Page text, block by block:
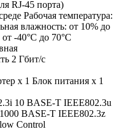
RJ-45 порта)
Рабочая температура:
влажность: от 10% до
-40°C до 70°C
2 Гбит/с
х 1 Блок питания х 1
10 BASE-T IEEE802.3u
BASE-T IEEE802.3z
Control